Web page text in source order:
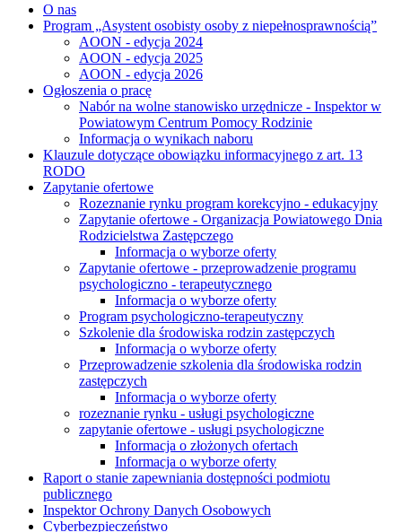
O nas
Program „Asystent osobisty osoby z niepełnosprawnością”
AOON - edycja 2024
AOON - edycja 2025
AOON - edycja 2026
Ogłoszenia o pracę
Nabór na wolne stanowisko urzędnicze - Inspektor w
Powiatowym Centrum Pomocy Rodzinie
Informacja o wynikach naboru
Klauzule dotyczące obowiązku informacyjnego z art. 13
RODO
Zapytanie ofertowe
Rozeznanie rynku program korekcyjno - edukacyjny
Zapytanie ofertowe - Organizacja Powiatowego Dnia
Rodzicielstwa Zastępczego
Informacja o wyborze oferty
Zapytanie ofertowe - przeprowadzenie programu
psychologiczno - terapeutycznego
Informacja o wyborze oferty
Program psychologiczno-terapeutyczny
Szkolenie dla środowiska rodzin zastępczych
Informacja o wyborze oferty
Przeprowadzenie szkolenia dla środowiska rodzin
zastępczych
Informacja o wyborze oferty
rozeznanie rynku - usługi psychologiczne
zapytanie ofertowe - usługi psychologiczne
Informacja o złożonych ofertach
Informacja o wyborze oferty
Raport o stanie zapewniania dostępności podmiotu
publicznego
Inspektor Ochrony Danych Osobowych
Cyberbezpieczeństwo